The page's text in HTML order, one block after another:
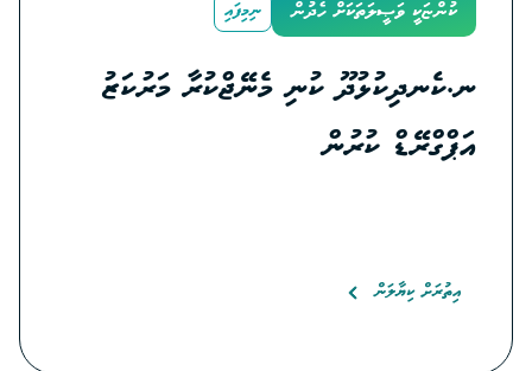
ކުންޏަކީ ވަޞީލަތަކަށް ހެދުން ނިމިފައި
ނ.ކެނދިކުޅުދޫ ކުނި މެނޭޖްކުރާ މަރުކަޒު
އަޕްގްރޭޑް ކުރުން
އިތުރަށް ކިޔާލަން